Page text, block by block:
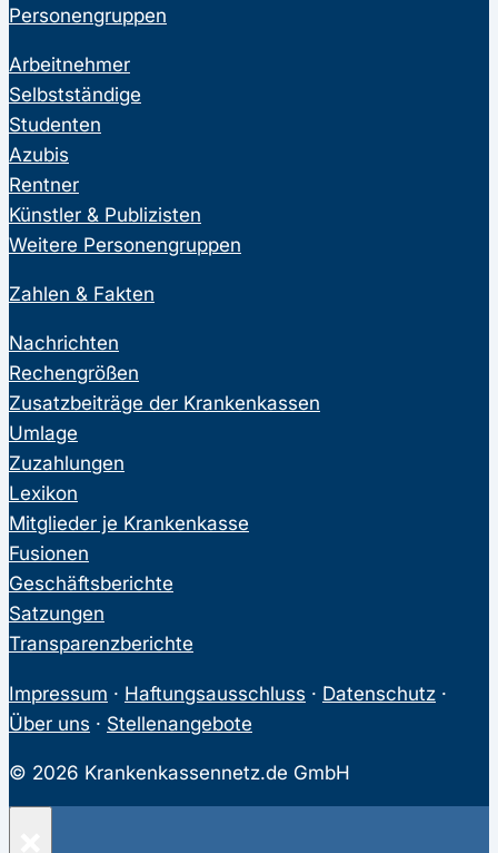
Personengruppen
Arbeitnehmer
Selbstständige
Studenten
Azubis
Rentner
Künstler & Publizisten
Weitere Personengruppen
Zahlen & Fakten
Nachrichten
Rechengrößen
Zusatzbeiträge der Krankenkassen
Umlage
Zuzahlungen
Lexikon
Mitglieder je Krankenkasse
Fusionen
Geschäftsberichte
Satzungen
Transparenzberichte
Impressum · Haftungsausschluss · Datenschutz ·
Über uns · Stellenangebote
© 2026 Krankenkassennetz.de GmbH